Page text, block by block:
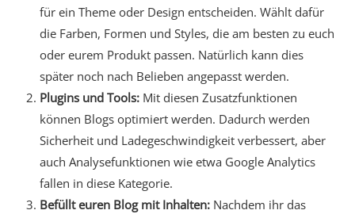
für ein Theme oder Design entscheiden. Wählt dafür
die Farben, Formen und Styles, die am besten zu euch
oder eurem Produkt passen. Natürlich kann dies
später noch nach Belieben angepasst werden.
Plugins und Tools: Mit diesen Zusatzfunktionen
können Blogs optimiert werden. Dadurch werden
Sicherheit und Ladegeschwindigkeit verbessert, aber
auch Analysefunktionen wie etwa Google Analytics
fallen in diese Kategorie.
Befüllt euren Blog mit Inhalten: Nachdem ihr das